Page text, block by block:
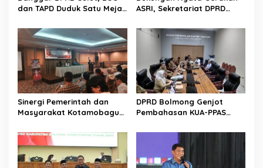
dan TAPD Duduk Satu Meja.
Rp30 Milyar ke BSG
ASRI, Sekretariat DPRD
Jalan Manado – Tomohon
Sinergi Pemerintah dan
Masyarakat Kotamobagu
Golda Pinontoan
DPRD Bolmong Genjot
Pembahasan KUA-PPAS